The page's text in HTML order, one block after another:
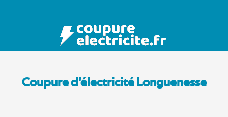
Coupure d'électricité Longuenesse